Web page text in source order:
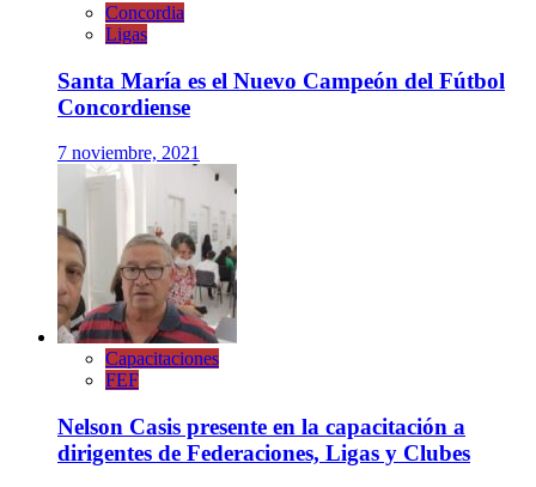
Concordia
Ligas
Santa María es el Nuevo Campeón del Fútbol
Concordiense
7 noviembre, 2021
Capacitaciones
FEF
Nelson Casis presente en la capacitación a
dirigentes de Federaciones, Ligas y Clubes